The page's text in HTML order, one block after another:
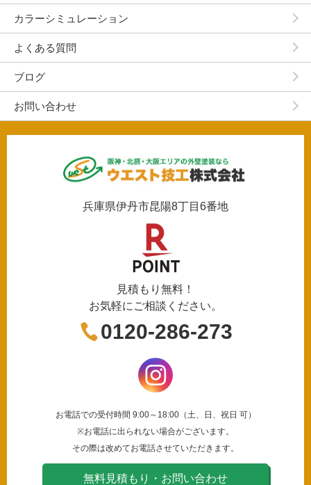
カラーシミュレーション
よくある質問
ブログ
お問い合わせ
兵庫県伊丹市昆陽8丁目6番地
見積もり無料！
お気軽にご相談ください。
0120-286-273
お電話での受付時間 9:00～18:00（土、日、祝日 可）
※お電話に出られない場合がございます。
その際は改めてお電話させていただきます。
無料見積もり・お問い合わせ